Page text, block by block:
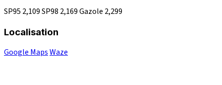
SP95 2,109SP98 2,169Gazole 2,299
Localisation
Google MapsWaze